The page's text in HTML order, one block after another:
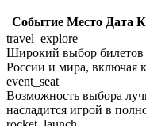
Событие Место Дата
travel_explore
Широкий выбор билетов
России и мира, включая
event_seat
Возможность выбора
насладится игрой в